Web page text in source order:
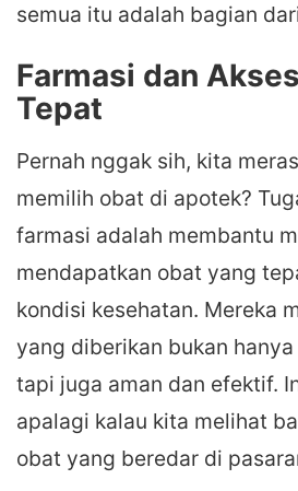
semua itu adalah bagian
Farmasi dan
Tepat
Pernah nggak sih, kita
memilih obat di apotek?
farmasi adalah membantu
mendapatkan obat yang
kondisi kesehatan. Mereka
yang diberikan bukan
tapi juga aman dan efektif.
apalagi kalau kita melihat
obat yang beredar di